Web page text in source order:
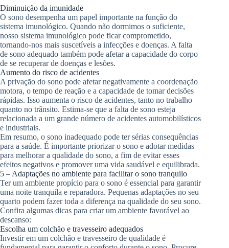
Diminuição da imunidade
O sono desempenha um papel importante na função do
sistema imunológico. Quando não dormimos o suficiente,
nosso sistema imunológico pode ficar comprometido,
tornando-nos mais suscetíveis a infecções e doenças. A falta
de sono adequado também pode afetar a capacidade do corpo
de se recuperar de doenças e lesões.
Aumento do risco de acidentes
A privação do sono pode afetar negativamente a coordenação
motora, o tempo de reação e a capacidade de tomar decisões
rápidas. Isso aumenta o risco de acidentes, tanto no trabalho
quanto no trânsito. Estima-se que a falta de sono esteja
relacionada a um grande número de acidentes automobilísticos
e industriais.
Em resumo, o sono inadequado pode ter sérias consequências
para a saúde. É importante priorizar o sono e adotar medidas
para melhorar a qualidade do sono, a fim de evitar esses
efeitos negativos e promover uma vida saudável e equilibrada.
5 – Adaptações no ambiente para facilitar o sono tranquilo
Ter um ambiente propício para o sono é essencial para garantir
uma noite tranquila e reparadora. Pequenas adaptações no seu
quarto podem fazer toda a diferença na qualidade do seu sono.
Confira algumas dicas para criar um ambiente favorável ao
descanso:
Escolha um colchão e travesseiro adequados
Investir em um colchão e travesseiro de qualidade é